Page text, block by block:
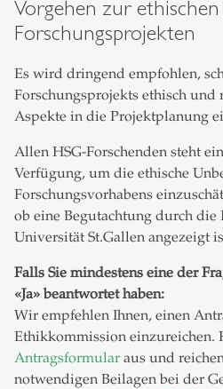
Vorgehen zur
Forschungsprojekten
Es wird dringend empfohlen,
Forschungsprojekts ethisch und
Aspekte in die Projektplanung
Allen HSG-Forschenden steht
Verfügung, um die ethische
Forschungsvorhabens
ob eine Begutachtung durch
Universität St.Gallen angezeigt
Falls Sie mindestens eine der
«Ja» beantwortet haben:
Wir empfehlen Ihnen, einen
Ethikkommission einzureichen.
Antragsformular aus und
notwendigen Beilagen bei der